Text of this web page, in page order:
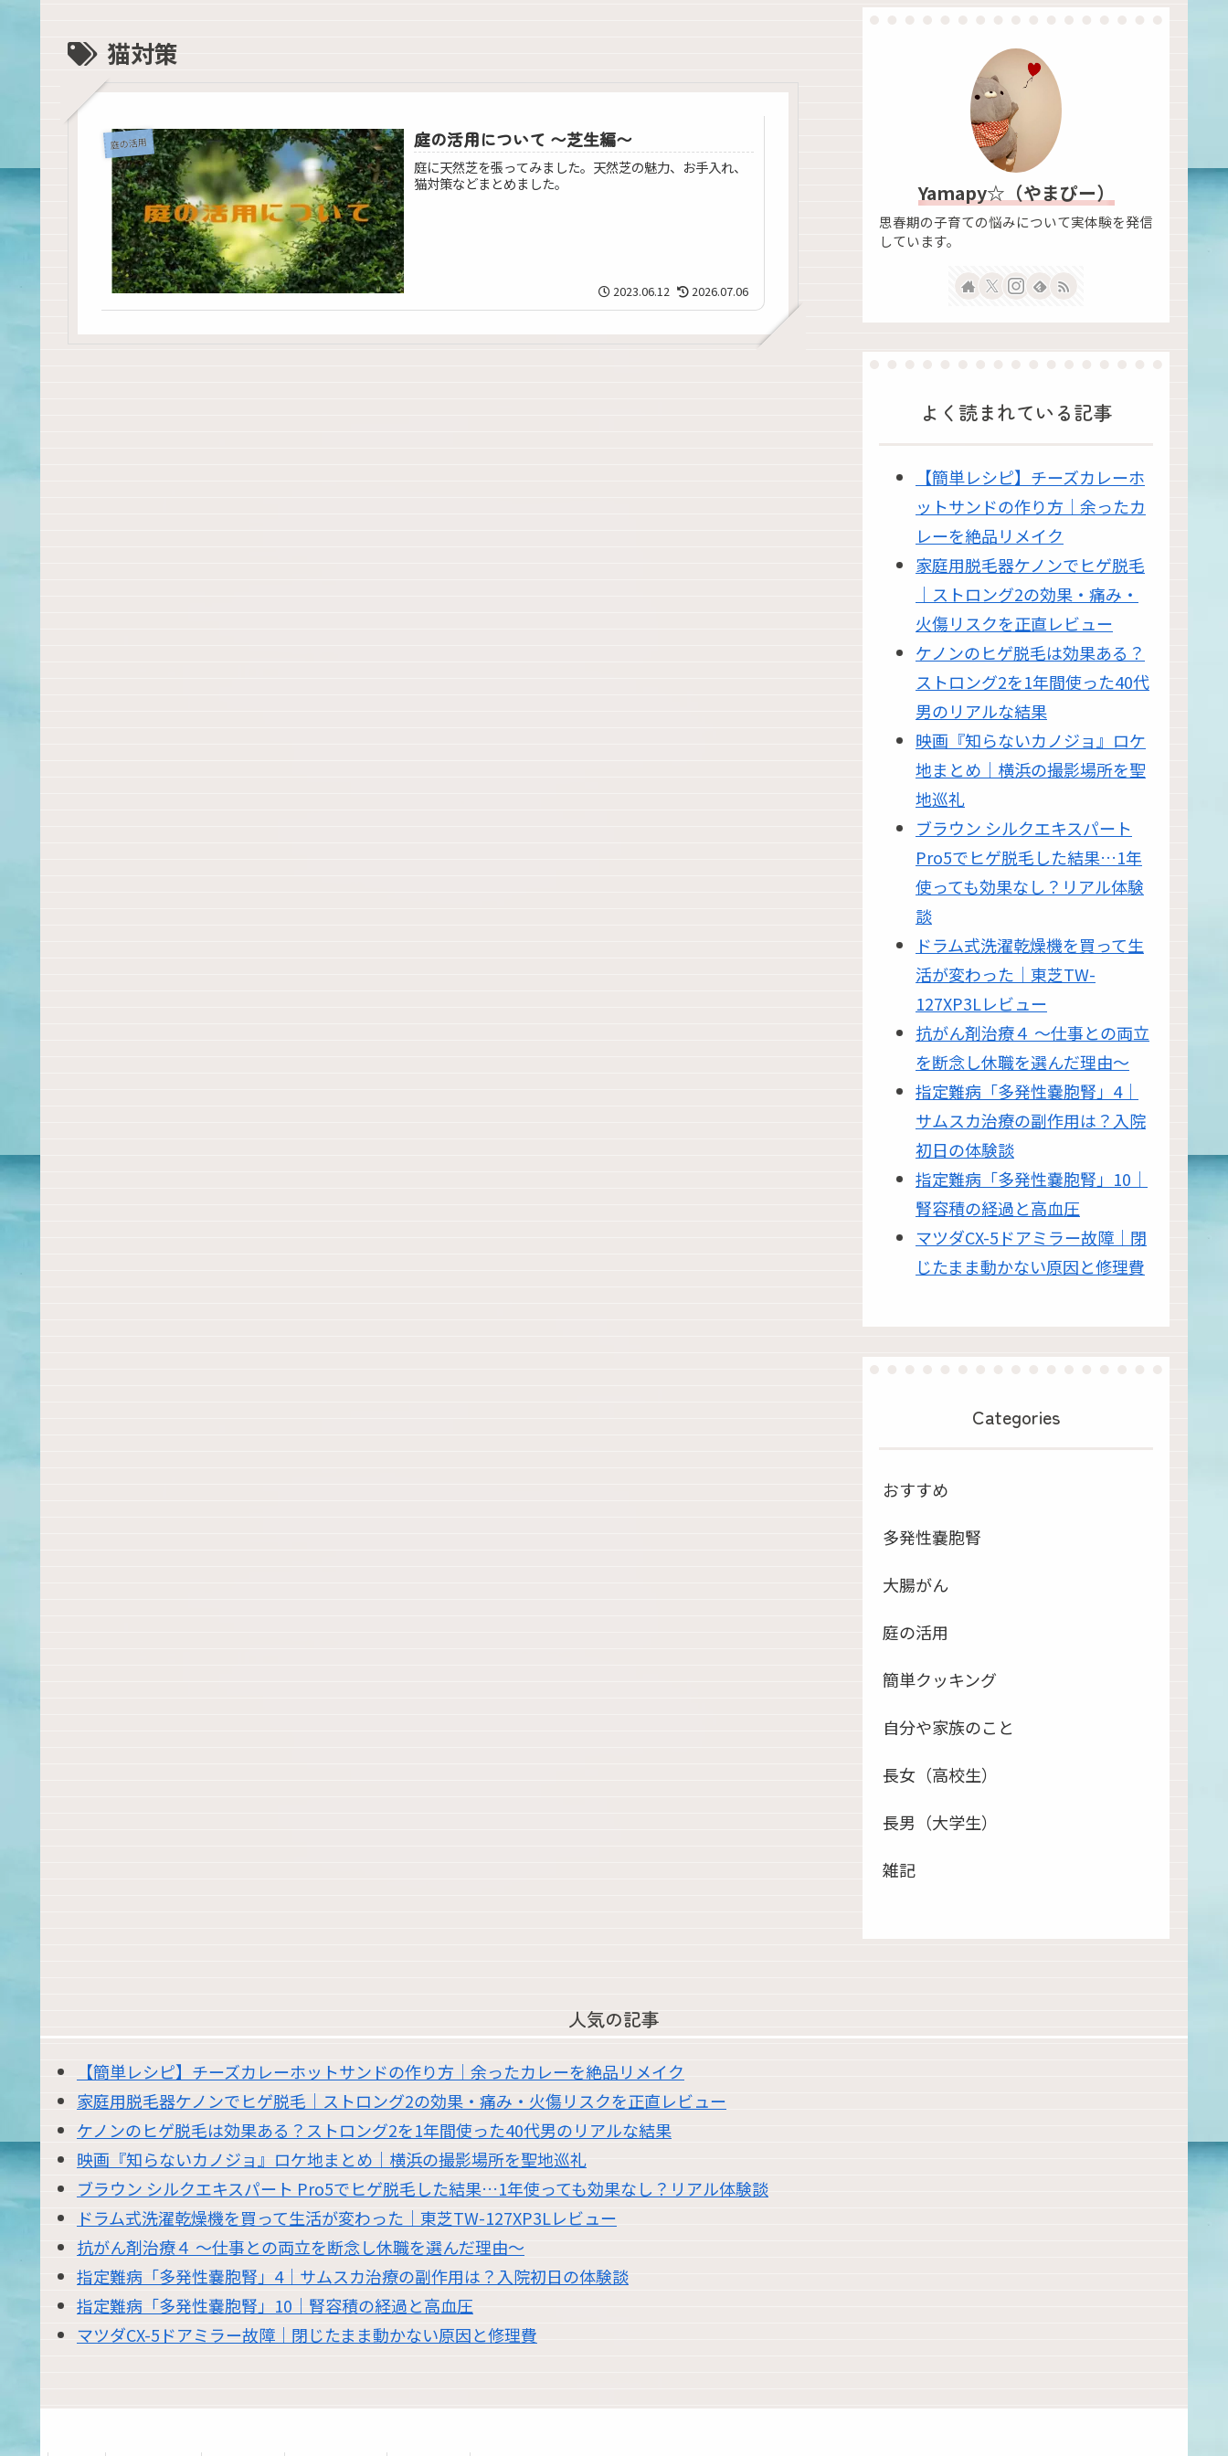
猫対策
庭の活用 庭の活用について 〜芝生編〜
庭に天然芝を張ってみました。天然芝の魅力、お手入れ、
猫対策などまとめました。
2023.06.12 2026.07.06
Yamapy☆（やまぴー）
思春期の子育ての悩みについて実体験を発信
しています。
よく読まれている記事
【簡単レシピ】チーズカレーホ
ットサンドの作り方｜余ったカ
レーを絶品リメイク
家庭用脱毛器ケノンでヒゲ脱毛
｜ストロング2の効果・痛み・
火傷リスクを正直レビュー
ケノンのヒゲ脱毛は効果ある？
ストロング2を1年間使った40代
男のリアルな結果
映画『知らないカノジョ』ロケ
地まとめ｜横浜の撮影場所を聖
地巡礼
ブラウン シルクエキスパート
Pro5でヒゲ脱毛した結果…1年
使っても効果なし？リアル体験
談
ドラム式洗濯乾燥機を買って生
活が変わった｜東芝TW-
127XP3Lレビュー
抗がん剤治療４ 〜仕事との両立
を断念し休職を選んだ理由〜
指定難病「多発性嚢胞腎」4｜
サムスカ治療の副作用は？入院
初日の体験談
指定難病「多発性嚢胞腎」10｜
腎容積の経過と高血圧
マツダCX-5ドアミラー故障｜閉
じたまま動かない原因と修理費
Categories
おすすめ
多発性嚢胞腎
大腸がん
庭の活用
簡単クッキング
自分や家族のこと
長女（高校生）
長男（大学生）
雑記
人気の記事
【簡単レシピ】チーズカレーホットサンドの作り方｜余ったカレーを絶品リメイク
家庭用脱毛器ケノンでヒゲ脱毛｜ストロング2の効果・痛み・火傷リスクを正直レビュー
ケノンのヒゲ脱毛は効果ある？ストロング2を1年間使った40代男のリアルな結果
映画『知らないカノジョ』ロケ地まとめ｜横浜の撮影場所を聖地巡礼
ブラウン シルクエキスパート Pro5でヒゲ脱毛した結果…1年使っても効果なし？リアル体験談
ドラム式洗濯乾燥機を買って生活が変わった｜東芝TW-127XP3Lレビュー
抗がん剤治療４ 〜仕事との両立を断念し休職を選んだ理由〜
指定難病「多発性嚢胞腎」4｜サムスカ治療の副作用は？入院初日の体験談
指定難病「多発性嚢胞腎」10｜腎容積の経過と高血圧
マツダCX-5ドアミラー故障｜閉じたまま動かない原因と修理費